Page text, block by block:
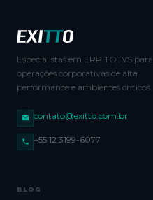
Especialistas em ERP TOTVS para
operações corporativas de alta
performance e ambientes críticos.
contato@exitto.com.br
+55 12 3199-6077
BLOG